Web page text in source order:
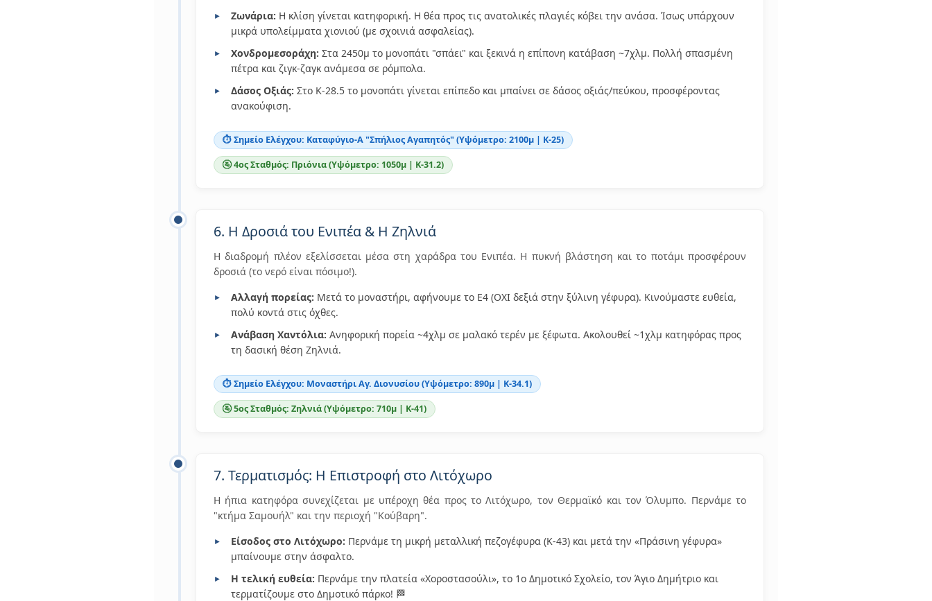
Ζωνάρια: Η κλίση γίνεται κατηφορική. Η θέα προς τις ανατολικές πλαγιές κόβει την ανάσα. Ίσως υπάρχουν
μικρά υπολείμματα χιονιού (με σχοινιά ασφαλείας).
Χονδρομεσοράχη: Στα 2450μ το μονοπάτι "σπάει" και ξεκινά η επίπονη κατάβαση ~7χλμ. Πολλή σπασμένη
πέτρα και ζιγκ-ζαγκ ανάμεσα σε ρόμπολα.
Δάσος Οξιάς: Στο Κ-28.5 το μονοπάτι γίνεται επίπεδο και μπαίνει σε δάσος οξιάς/πεύκου, προσφέροντας
ανακούφιση.
⏱️ Σημείο Ελέγχου: Καταφύγιο-Α "Σπήλιος Αγαπητός" (Υψόμετρο: 2100μ | Κ-25)
🚰 4ος Σταθμός: Πριόνια (Υψόμετρο: 1050μ | Κ-31.2)
6. Η Δροσιά του Ενιπέα & Η Ζηλνιά
Η διαδρομή πλέον εξελίσσεται μέσα στη χαράδρα του Ενιπέα. Η πυκνή βλάστηση και το ποτάμι προσφέρουν
δροσιά (το νερό είναι πόσιμο!).
Αλλαγή πορείας: Μετά το μοναστήρι, αφήνουμε το Ε4 (ΟΧΙ δεξιά στην ξύλινη γέφυρα). Κινούμαστε ευθεία,
πολύ κοντά στις όχθες.
Ανάβαση Χαντόλια: Ανηφορική πορεία ~4χλμ σε μαλακό τερέν με ξέφωτα. Ακολουθεί ~1χλμ κατηφόρας προς
τη δασική θέση Ζηλνιά.
⏱️ Σημείο Ελέγχου: Μοναστήρι Αγ. Διονυσίου (Υψόμετρο: 890μ | Κ-34.1)
🚰 5ος Σταθμός: Ζηλνιά (Υψόμετρο: 710μ | Κ-41)
7. Τερματισμός: Η Επιστροφή στο Λιτόχωρο
Η ήπια κατηφόρα συνεχίζεται με υπέροχη θέα προς το Λιτόχωρο, τον Θερμαϊκό και τον Όλυμπο. Περνάμε το
"κτήμα Σαμουήλ" και την περιοχή "Κούβαρη".
Είσοδος στο Λιτόχωρο: Περνάμε τη μικρή μεταλλική πεζογέφυρα (Κ-43) και μετά την «Πράσινη γέφυρα»
μπαίνουμε στην άσφαλτο.
Η τελική ευθεία: Περνάμε την πλατεία «Χοροστασούλι», το 1ο Δημοτικό Σχολείο, τον Άγιο Δημήτριο και
τερματίζουμε στο Δημοτικό πάρκο! 🏁